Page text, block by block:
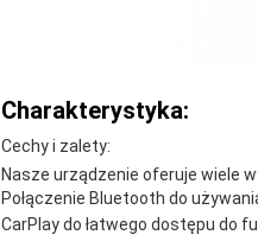
Charakterystyka:
Cechy i zalety:
Nasze urządzenie oferuje wiele
Połączenie Bluetooth do
CarPlay do łatwego dostępu do